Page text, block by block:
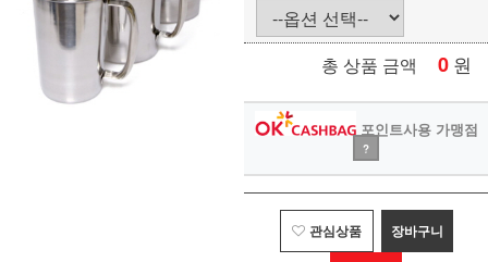
총 상품 금액 0 원
포인트사용 가맹점
?
관심상품 장바구니